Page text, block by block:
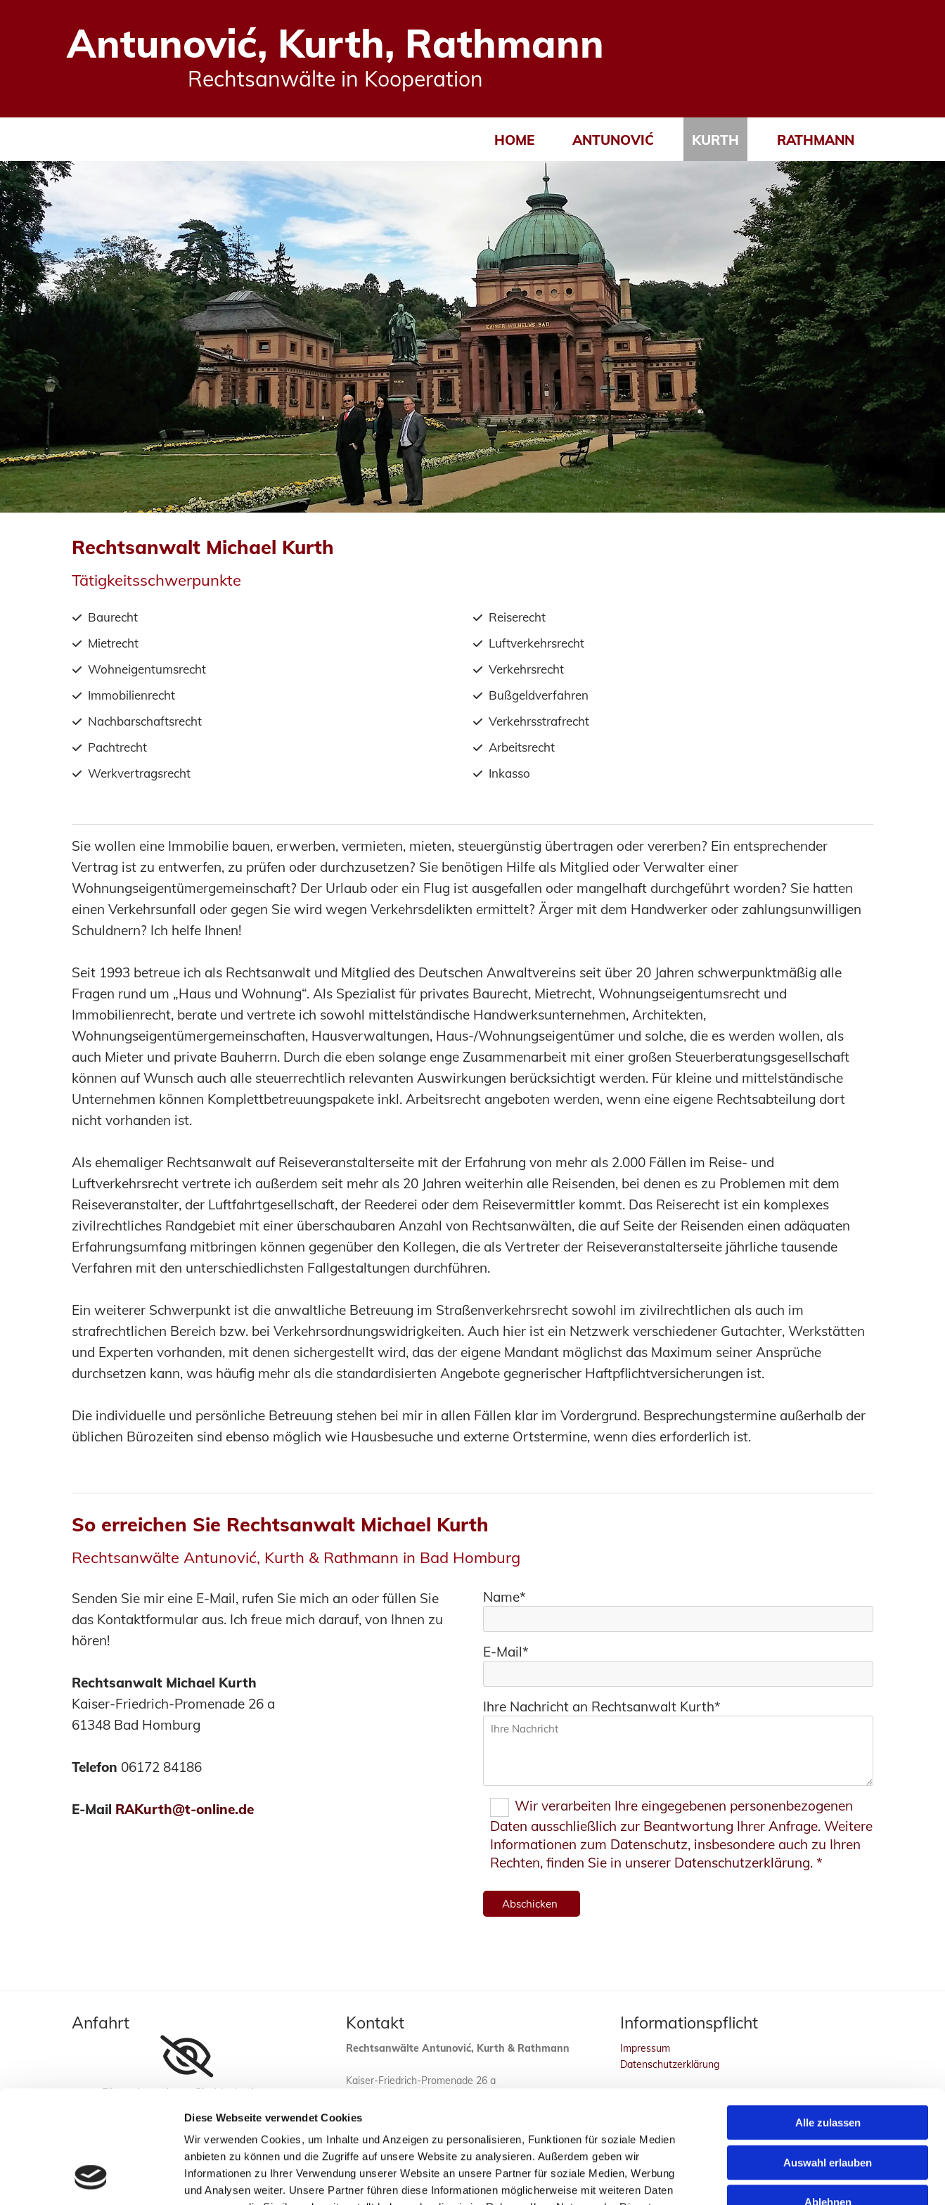
Diese Webseite verwendet Cookies
Wir verwenden Cookies, um Inhalte und Anzeigen zu personalisieren, Funktionen für soziale Medien
anbieten zu können und die Zugriffe auf unsere Website zu analysieren. Außerdem geben wir
Informationen zu Ihrer Verwendung unserer Website an unsere Partner für soziale Medien, Werbung
und Analysen weiter. Unsere Partner führen diese Informationen möglicherweise mit weiteren Daten
Alle zulassen
Auswahl erlauben
Ablehnen
Antunović, Kurth, Rathmann
Rechtsanwälte in Kooperation
HOME ANTUNOVIĆ KURTH RATHMANN
Rechtsanwalt Michael Kurth
Tätigkeitsschwerpunkte
Baurecht
Reiserecht
Mietrecht
Luftverkehrsrecht
Wohneigentumsrecht
Verkehrsrecht
Immobilienrecht
Bußgeldverfahren
Nachbarschaftsrecht
Verkehrsstrafrecht
Pachtrecht
Arbeitsrecht
Werkvertragsrecht
Inkasso
Sie wollen eine Immobilie bauen, erwerben, vermieten, mieten, steuergünstig übertragen oder vererben? Ein entsprechender
Vertrag ist zu entwerfen, zu prüfen oder durchzusetzen? Sie benötigen Hilfe als Mitglied oder Verwalter einer
Wohnungseigentümergemeinschaft? Der Urlaub oder ein Flug ist ausgefallen oder mangelhaft durchgeführt worden? Sie hatten
einen Verkehrsunfall oder gegen Sie wird wegen Verkehrsdelikten ermittelt? Ärger mit dem Handwerker oder zahlungsunwilligen
Schuldnern? Ich helfe Ihnen!
Seit 1993 betreue ich als Rechtsanwalt und Mitglied des Deutschen Anwaltvereins seit über 20 Jahren schwerpunktmäßig alle
Fragen rund um „Haus und Wohnung“. Als Spezialist für privates Baurecht, Mietrecht, Wohnungseigentumsrecht und
Immobilienrecht, berate und vertrete ich sowohl mittelständische Handwerksunternehmen, Architekten,
Wohnungseigentümergemeinschaften, Hausverwaltungen, Haus-/Wohnungseigentümer und solche, die es werden wollen, als
auch Mieter und private Bauherrn. Durch die eben solange enge Zusammenarbeit mit einer großen Steuerberatungsgesellschaft
können auf Wunsch auch alle steuerrechtlich relevanten Auswirkungen berücksichtigt werden. Für kleine und mittelständische
Unternehmen können Komplettbetreuungspakete inkl. Arbeitsrecht angeboten werden, wenn eine eigene Rechtsabteilung dort
nicht vorhanden ist.
Als ehemaliger Rechtsanwalt auf Reiseveranstalterseite mit der Erfahrung von mehr als 2.000 Fällen im Reise- und
Luftverkehrsrecht vertrete ich außerdem seit mehr als 20 Jahren weiterhin alle Reisenden, bei denen es zu Problemen mit dem
Reiseveranstalter, der Luftfahrtgesellschaft, der Reederei oder dem Reisevermittler kommt. Das Reiserecht ist ein komplexes
zivilrechtliches Randgebiet mit einer überschaubaren Anzahl von Rechtsanwälten, die auf Seite der Reisenden einen adäquaten
Erfahrungsumfang mitbringen können gegenüber den Kollegen, die als Vertreter der Reiseveranstalterseite jährliche tausende
Verfahren mit den unterschiedlichsten Fallgestaltungen durchführen.
Ein weiterer Schwerpunkt ist die anwaltliche Betreuung im Straßenverkehrsrecht sowohl im zivilrechtlichen als auch im
strafrechtlichen Bereich bzw. bei Verkehrsordnungswidrigkeiten. Auch hier ist ein Netzwerk verschiedener Gutachter, Werkstätten
und Experten vorhanden, mit denen sichergestellt wird, das der eigene Mandant möglichst das Maximum seiner Ansprüche
durchsetzen kann, was häufig mehr als die standardisierten Angebote gegnerischer Haftpflichtversicherungen ist.
Die individuelle und persönliche Betreuung stehen bei mir in allen Fällen klar im Vordergrund. Besprechungstermine außerhalb der
üblichen Bürozeiten sind ebenso möglich wie Hausbesuche und externe Ortstermine, wenn dies erforderlich ist.
So erreichen Sie Rechtsanwalt Michael Kurth
Rechtsanwälte Antunović, Kurth & Rathmann in Bad Homburg
Senden Sie mir eine E-Mail, rufen Sie mich an oder füllen Sie
das Kontaktformular aus. Ich freue mich darauf, von Ihnen zu
hören!
Rechtsanwalt Michael Kurth
Kaiser-Friedrich-Promenade 26 a
61348 Bad Homburg
Telefon 06172 84186
E-Mail RAKurth@t-online.de
Name*
E-Mail*
Ihre Nachricht an Rechtsanwalt Kurth*
Wir verarbeiten Ihre eingegebenen personenbezogenen
Daten ausschließlich zur Beantwortung Ihrer Anfrage. Weitere
Informationen zum Datenschutz, insbesondere auch zu Ihren
Rechten, finden Sie in unserer Datenschutzerklärung. *
Anfahrt
Bitte akzeptieren Sie Marketing-
Kontakt
Rechtsanwälte Antunović, Kurth & Rathmann
Kaiser-Friedrich-Promenade 26 a
Informationspflicht
Impressum
Datenschutzerklärung